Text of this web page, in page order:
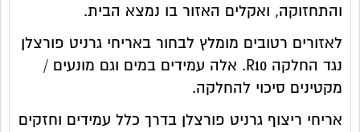
והתחזוקה, ואקלים האזור בו נמצא הבית.
לאזורים רטובים מומלץ לבחור באריחי גרניט פורצלן
נגד החלקה R10. אלה עמידים במים וגם מונעים /
מקטינים סיכוי להחלקה.
אריחי ריצוף גרניט פורצלן בדרך כלל עמידים וחזקים